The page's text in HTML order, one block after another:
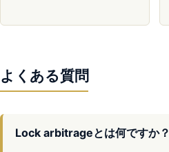
よくある質問
Lock arbitrageとは何ですか？